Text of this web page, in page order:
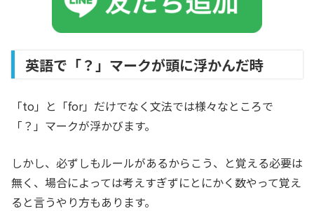
英語で「？」マークが頭に浮かんだ時
「to」と「for」だけでなく文法では様々なところで
「？」マークが浮かびます。
しかし、必ずしもルールがあるからこう、と覚える必要は
無く、場合によっては考えすぎずにとにかく数やって覚え
ると言うやり方もあります。